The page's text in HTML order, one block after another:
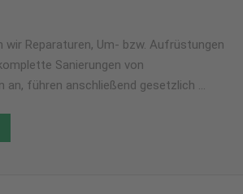
wir Reparaturen, Um- bzw. Aufrüstungen
Sanierungen von
an, führen anschließend gesetzlich …